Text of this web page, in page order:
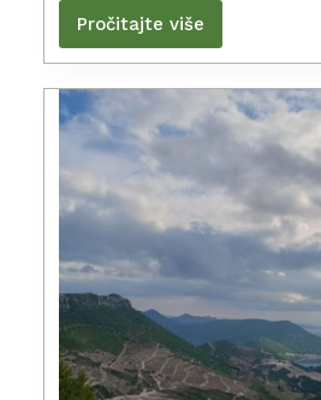
Pročitajte više